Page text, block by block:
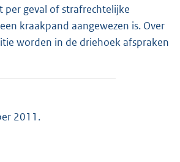
per geval of strafrechtelijke
kraakpand aangewezen is. Over
worden in de driehoek afspraken
2011.